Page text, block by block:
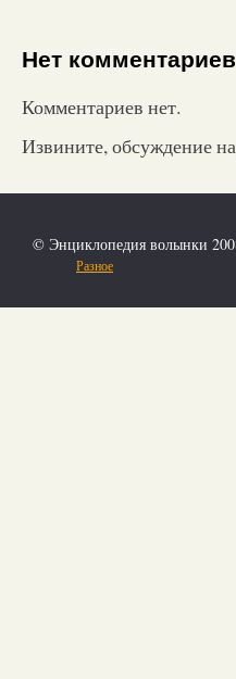
Нет комментариев
Комментариев нет.
Извините, обсуждение
© Энциклопедия волынки
Разное